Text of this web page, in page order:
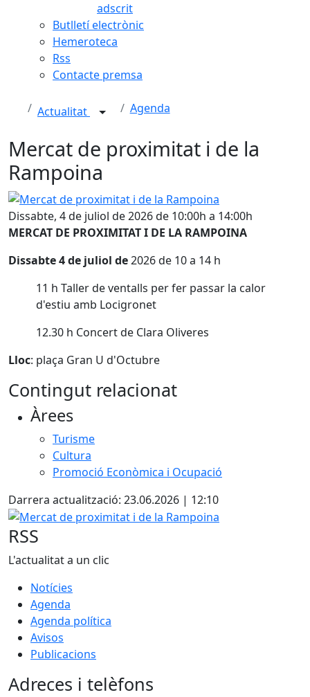
adscrit
Butlletí electrònic
Hemeroteca
Rss
Contacte premsa
Actualitat Agenda
Mercat de proximitat i de la
Rampoina
Mercat de proximitat i de la Rampoina
Dissabte, 4 de juliol de 2026 de 10:00h a 14:00h
MERCAT DE PROXIMITAT I DE LA RAMPOINA
Dissabte 4 de juliol de2026 de 10 a 14 h
11 h Taller de ventalls per fer passar la calor
d'estiu amb Locigronet
12.30 h Concert de Clara Oliveres
Lloc: plaça Gran U d'Octubre
Contingut relacionat
Àrees
Turisme
Cultura
Promoció Econòmica i Ocupació
Darrera actualització: 23.06.2026 | 12:10
Mercat de proximitat i de la Rampoina
RSS
L'actualitat a un clic
Notícies
Agenda
Agenda política
Avisos
Publicacions
Adreces i telèfons